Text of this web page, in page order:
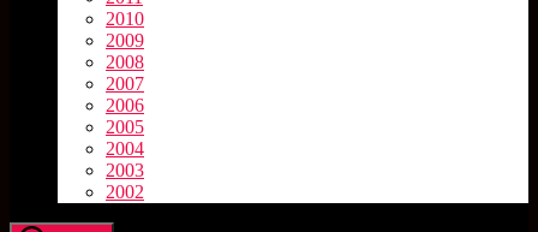
2010
2009
2008
2007
2006
2005
2004
2003
2002